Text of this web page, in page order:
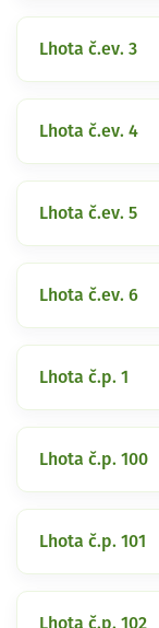
Lhota č.ev. 3
Lhota č.ev. 4
Lhota č.ev. 5
Lhota č.ev. 6
Lhota č.p. 1
Lhota č.p. 100
Lhota č.p. 101
Lhota č.p. 102